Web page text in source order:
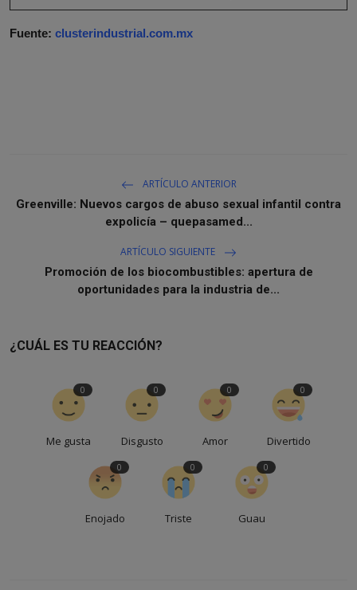
Fuente: clusterindustrial.com.mx
ARTÍCULO ANTERIOR
Greenville: Nuevos cargos de abuso sexual infantil contra
expolicía – quepasamed...
ARTÍCULO SIGUIENTE
Promoción de los biocombustibles: apertura de
oportunidades para la industria de...
¿CUÁL ES TU REACCIÓN?
Me gusta
0
Disgusto
0
Amor
0
Divertido
0
Enojado
0
Triste
0
Guau
0